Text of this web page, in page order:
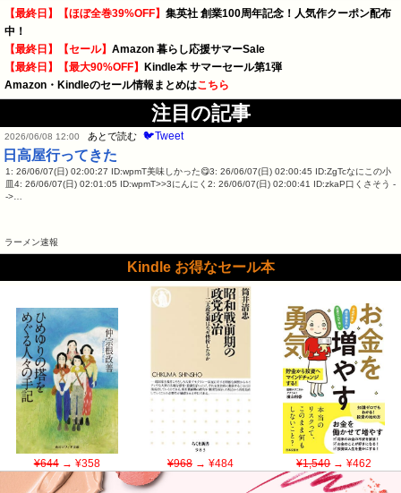
【最終日】【ほぼ全巻39%OFF】 集英社 創業100周年記念！人気作クーポン配布
中！
【最終日】【セール】 Amazon 暮らし応援サマーSale
【最終日】【最大90%OFF】
Kindle本 サマーセール第1弾
Amazon・Kindleのセール情報まとめはこちら
注目の記事
2026/06/08 12:00 あとで読む 🐦Tweet
日高屋行ってきた
1: 26/06/07(日) 02:00:27 ID:wpmT美味しかった😋3: 26/06/07(日) 02:00:45 ID:ZgTcなにこの小
皿4: 26/06/07(日) 02:01:05 ID:wpmT>>3にんにく2: 26/06/07(日) 02:00:41 ID:zkaP口くさそう -
->…
ラーメン速報
Kindle お得なセール本
¥644→ ¥358 ¥968→ ¥484 ¥1,540→ ¥462